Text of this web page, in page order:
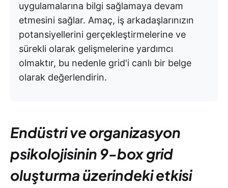
uygulamalarına bilgi sağlamaya devam
etmesini sağlar. Amaç, iş arkadaşlarınızın
potansiyellerini gerçekleştirmelerine ve
sürekli olarak gelişmelerine yardımcı
olmaktır, bu nedenle grid'i canlı bir belge
olarak değerlendirin.
Endüstri ve organizasyon
psikolojisinin 9-box grid
oluşturma üzerindeki etkisi